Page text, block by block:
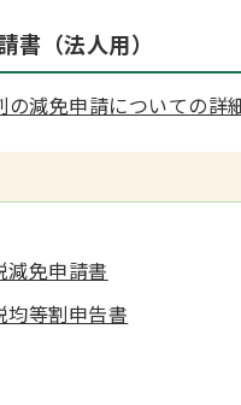
書（法人用）
の減免申請についての詳
減免申請書
均等割申告書